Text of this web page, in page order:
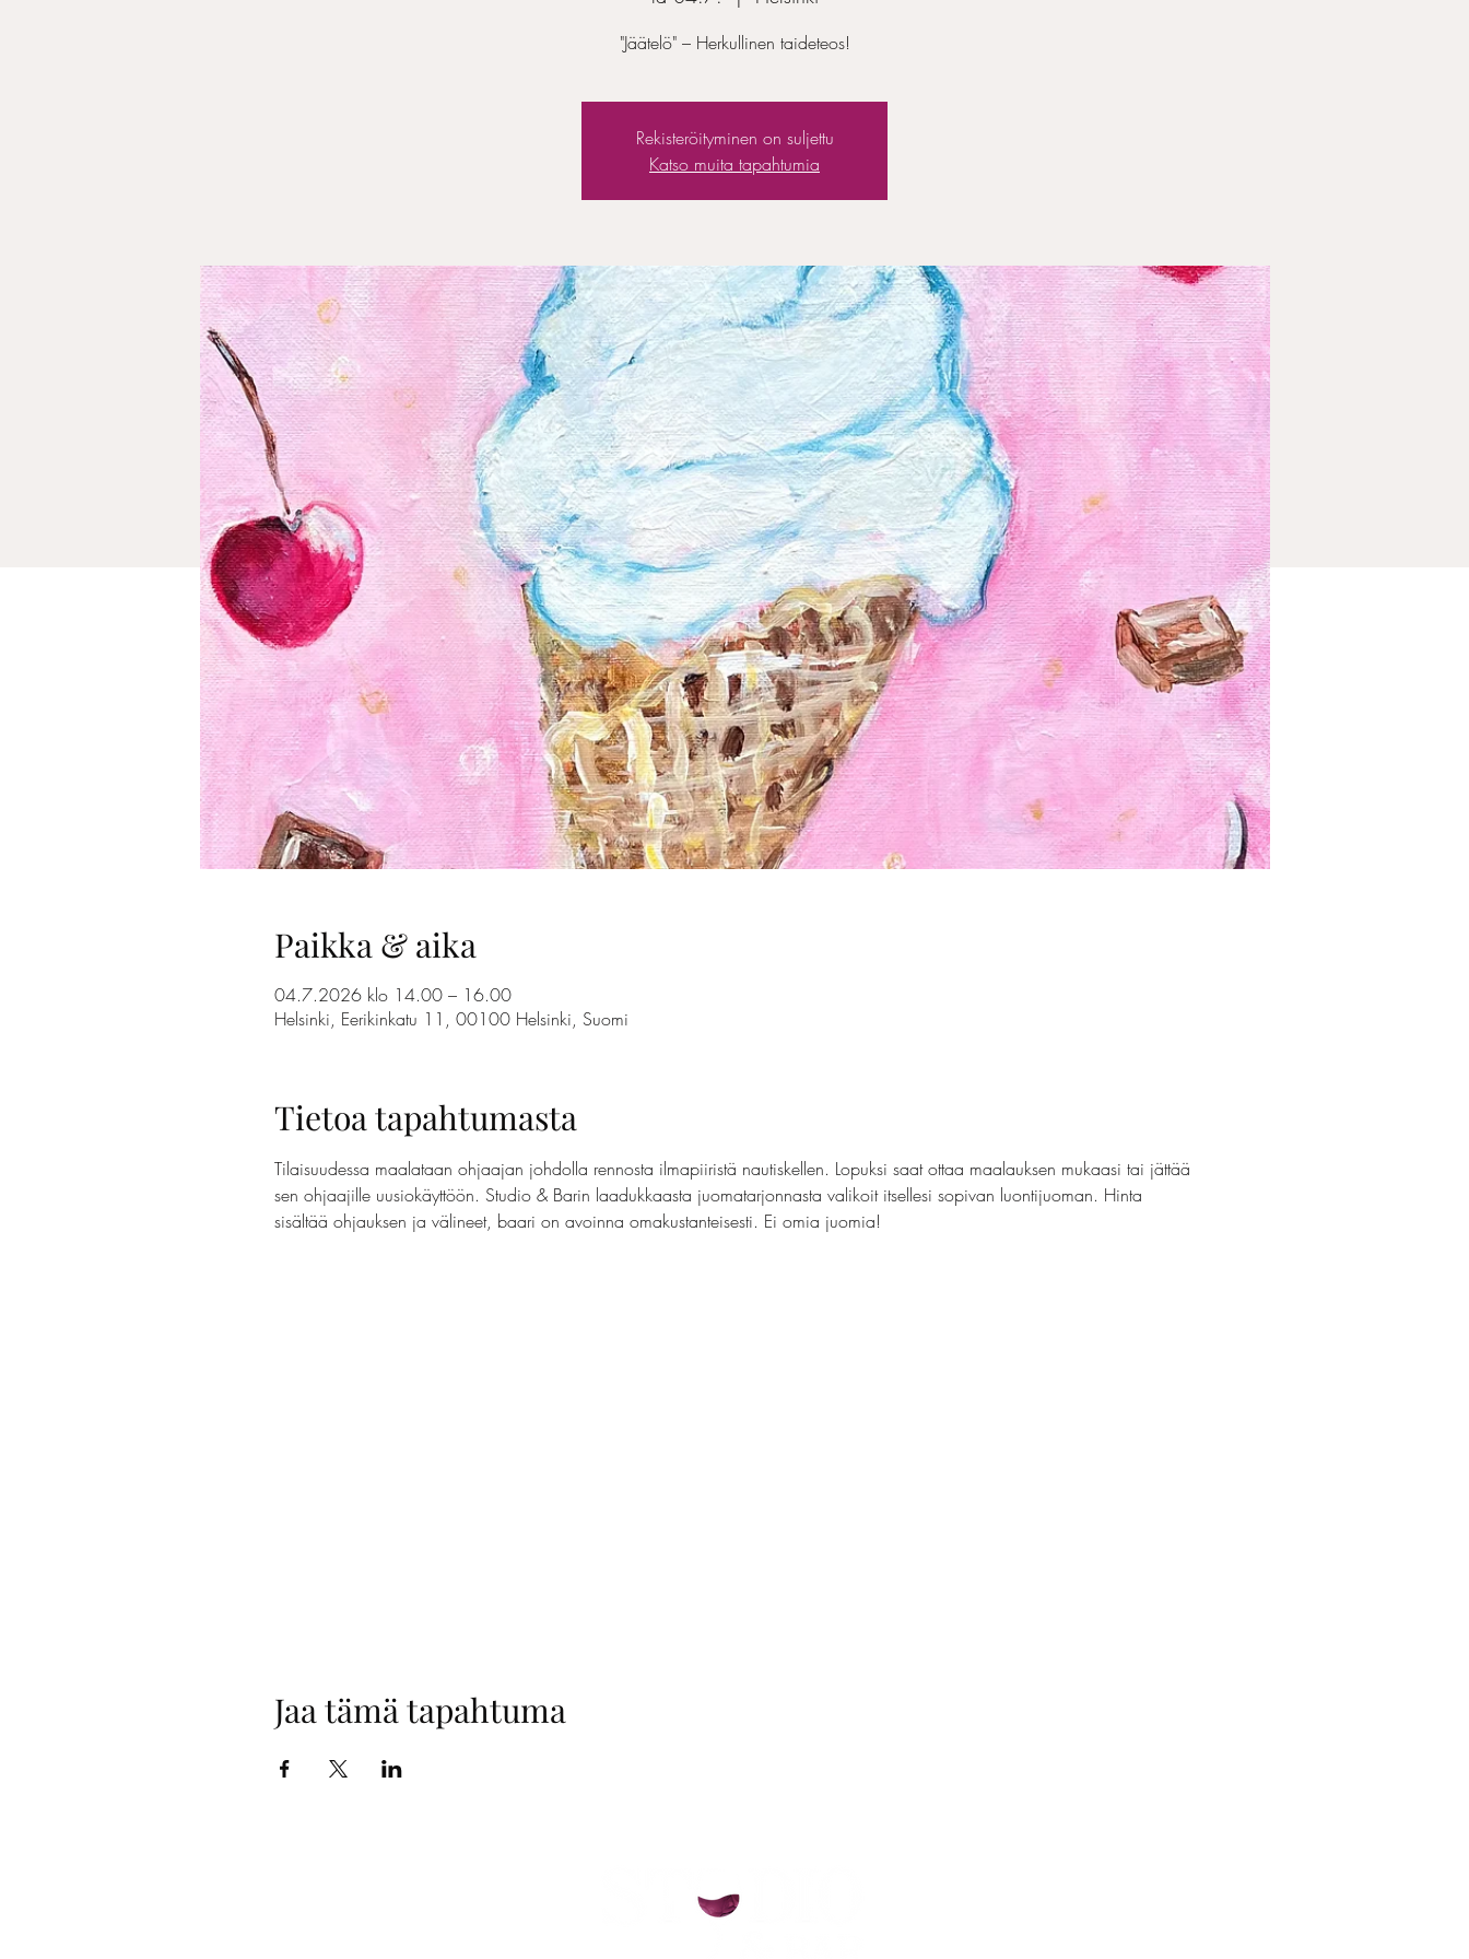
"Jäätelö" – Herkullinen taideteos!
Rekisteröityminen on suljettu
Katso muita tapahtumia
Paikka & aika
04.7.2026 klo 14.00 – 16.00
Helsinki, Eerikinkatu 11, 00100 Helsinki, Suomi
Tietoa tapahtumasta
Tilaisuudessa maalataan ohjaajan johdolla rennosta ilmapiiristä nautiskellen. Lopuksi saat ottaa maalauksen mukaasi tai jättää
sen ohjaajille uusiokäyttöön. Studio & Barin laadukkaasta juomatarjonnasta valikoit itsellesi sopivan luontijuoman. Hinta
sisältää ohjauksen ja välineet, baari on avoinna omakustanteisesti. Ei omia juomia!
Jaa tämä tapahtuma